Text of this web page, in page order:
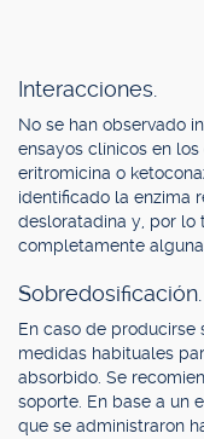
Interacciones.
No se han observado
ensayos clínicos en
eritromicina o
identificado la enzima
desloratadina y, por lo
completamente
Sobredosificación.
En caso de producirse
medidas habituales
absorbido. Se
soporte. En base a un
que se administraron